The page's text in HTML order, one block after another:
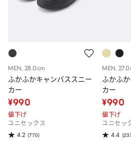
MEN, 28.0cm
ふかふかキャンバススニー
カー
¥990
値下げ
ユニセックス
4.2 (770)
MEN,
ふかふ
カー
¥990
値下げ
ユニセッ
4.4